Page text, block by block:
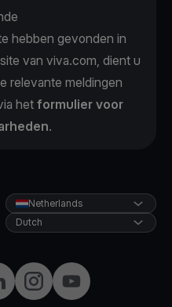
hebben gevonden in
van viva.com, dient u
relevante meldingen
het formulier voor
.
InstagramYouTube
Netherlands
Dutch